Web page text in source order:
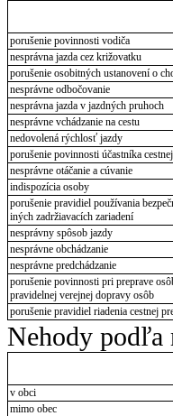
porušenie povinnosti vodiča
nesprávna jazda cez križovatku
porušenie osobitných ustanovení o
nesprávne odbočovanie
nesprávna jazda v jazdných pruhoch
nesprávne vchádzanie na cestu
nedovolená rýchlosť jazdy
porušenie povinnosti účastníka
nesprávne otáčanie a cúvanie
indispozícia osoby
porušenie pravidiel používania
iných zadržiavacích zariadení
nesprávny spôsob jazdy
nesprávne obchádzanie
nesprávne predchádzanie
porušenie povinnosti pri preprave
pravidelnej verejnej dopravy osôb
porušenie pravidiel riadenia cestnej
Nehody podľa
v obci
mimo obec